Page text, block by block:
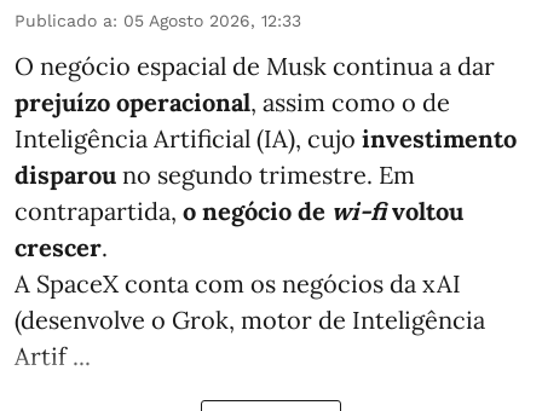
Publicado a: 05 Agosto 2026, 12:33
O negócio espacial de Musk continua a dar
prejuízo operacional, assim como o de
Inteligência Artificial (IA), cujo investimento
disparou no segundo trimestre. Em
contrapartida, o negócio de wi-fivoltou
crescer.
A SpaceX conta com os negócios da xAI
(desenvolve o Grok, motor de Inteligência
Artif ...